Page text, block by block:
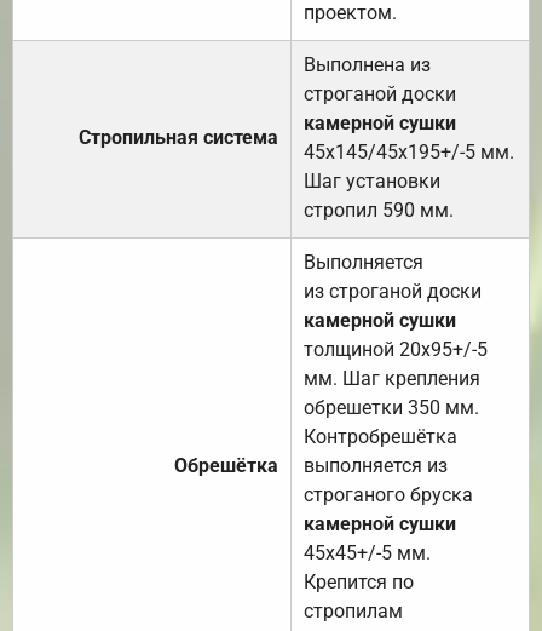
проектом.
Стропильная система
Выполнена из
строганой доски
камерной сушки
45х145/45х195+/-5 мм.
Шаг установки
стропил 590 мм.
Обрешётка
Выполняется
из строганой доски
камерной сушки
толщиной 20х95+/-5
мм. Шаг крепления
обрешетки 350 мм.
Контробрешётка
выполняется из
строганого бруска
камерной сушки
45х45+/-5 мм.
Крепится по
стропилам